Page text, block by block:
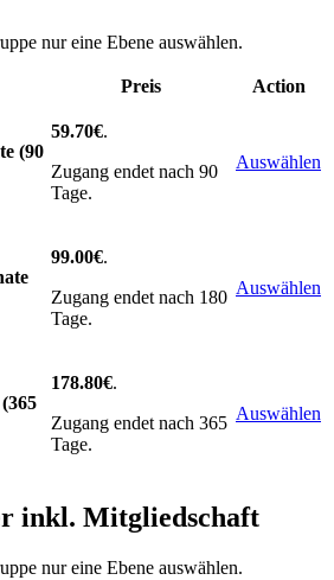
nur eine Ebene auswählen.
Preis Action
(90
59.70€.
Zugang endet nach 90
Tage.
Auswählen
99.00€.
Zugang endet nach 180
Tage.
Auswählen
178.80€.
Zugang endet nach 365
Tage.
Auswählen
inkl. Mitgliedschaft
nur eine Ebene auswählen.